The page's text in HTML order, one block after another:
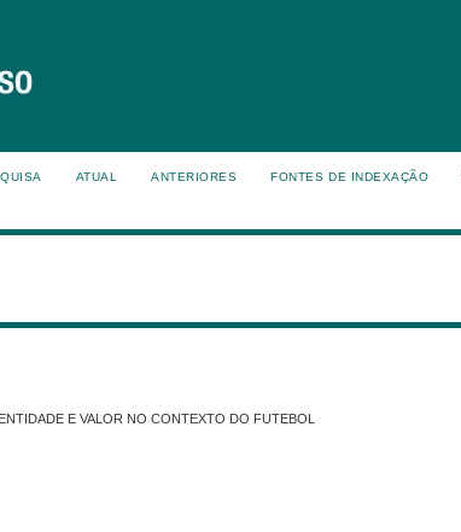
ATUAL ANTERIORES FONTES DE INDEXAÇÃO
E VALOR NO CONTEXTO DO FUTEBOL